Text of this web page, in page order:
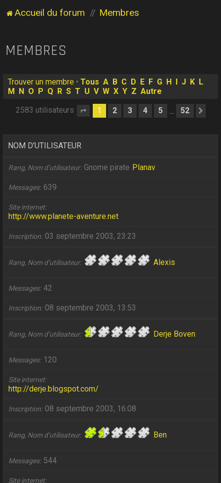
Accueil du forum Membres
MEMBRES
Trouver un membre •Tous A B C D E F G H J K L
M
N O P Q R S T U V W X Y Z Autre
2583 utilisateurs Page 1sur52
1 2 3 4 5 … 52
NOM D’UTILISATEUR
Rang, Nom d’utilisateur Gnome pirate Planav
Messages 639
Site internet
http://www.planete-aventure.net
Inscription 03 septembre 2003, 23:23
Rang, Nom d’utilisateur Alexis
Messages 42
Inscription 08 septembre 2003, 13:53
Rang, Nom d’utilisateur Derje Boven
Messages 120
Site internet
http://derje.blogspot.com/
Inscription 08 septembre 2003, 16:08
Rang, Nom d’utilisateur Ben
Messages 544
Site internet